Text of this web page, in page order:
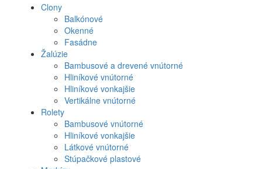
Produkt
menu
Clony
Balkónové
Okenné
Fasádne
Žalúzie
Bambusové a drevené vnútorné
Hliníkové vnútorné
Hliníkové vonkajšie
Vertikálne vnútorné
Rolety
Bambusové vnútorné
Hliníkové vonkajšie
Látkové vnútorné
Stúpačkové plastové